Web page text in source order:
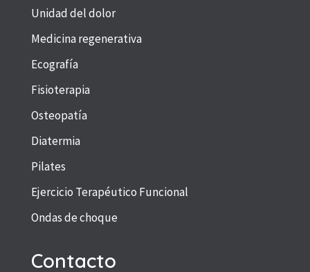
Unidad del dolor
Medicina regenerativa
Ecografía
Fisioterapia
Osteopatía
Diatermia
Pilates
Ejercicio Terapéutico Funcional
Ondas de choque
Contacto